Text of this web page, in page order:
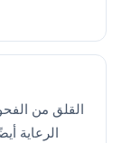
القلق من
الرعاية